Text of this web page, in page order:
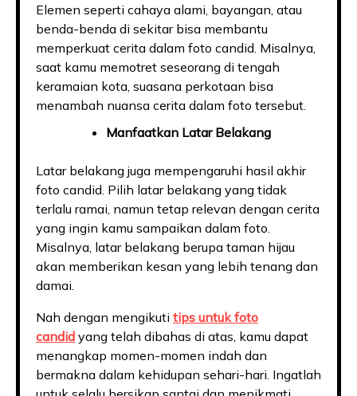
Elemen seperti cahaya alami, bayangan, atau
benda-benda di sekitar bisa membantu
memperkuat cerita dalam foto candid. Misalnya,
saat kamu memotret seseorang di tengah
keramaian kota, suasana perkotaan bisa
menambah nuansa cerita dalam foto tersebut.
Manfaatkan Latar Belakang
Latar belakang juga mempengaruhi hasil akhir
foto candid. Pilih latar belakang yang tidak
terlalu ramai, namun tetap relevan dengan cerita
yang ingin kamu sampaikan dalam foto.
Misalnya, latar belakang berupa taman hijau
akan memberikan kesan yang lebih tenang dan
damai.
Nah dengan mengikuti tips untuk foto
candid yang telah dibahas di atas, kamu dapat
menangkap momen-momen indah dan
bermakna dalam kehidupan sehari-hari. Ingatlah